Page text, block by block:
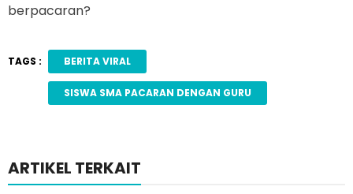
berpacaran?
TAGS : BERITA VIRAL
SISWA SMA PACARAN DENGAN GURU
ARTIKEL TERKAIT